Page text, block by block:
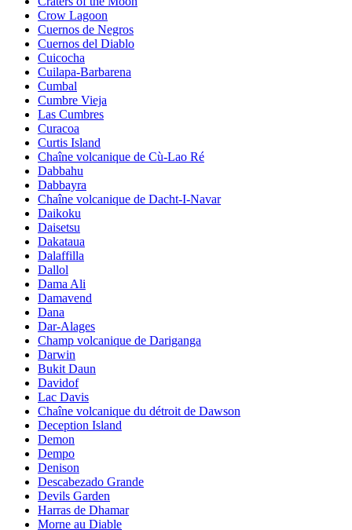
Crow Lagoon
Cuernos de Negros
Cuernos del Diablo
Cuicocha
Cuilapa-Barbarena
Cumbal
Cumbre Vieja
Las Cumbres
Curacoa
Curtis Island
Chaîne volcanique de Cù-Lao Ré
Dabbahu
Dabbayra
Chaîne volcanique de Dacht-I-Navar
Daikoku
Daisetsu
Dakataua
Dalaffilla
Dallol
Dama Ali
Damavend
Dana
Dar-Alages
Champ volcanique de Dariganga
Darwin
Bukit Daun
Davidof
Lac Davis
Chaîne volcanique du détroit de Dawson
Deception Island
Demon
Dempo
Denison
Descabezado Grande
Devils Garden
Harras de Dhamar
Morne au Diable